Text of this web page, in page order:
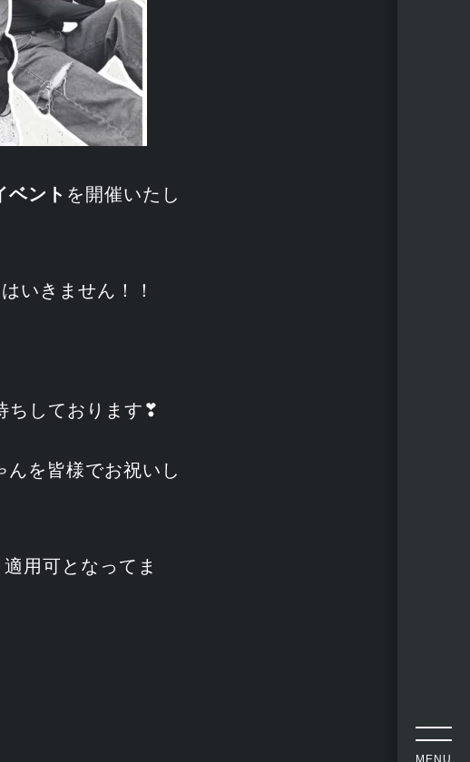
ント を開催いたし
いきません！！
ちしております❣
を皆様でお祝いし
用可となってま